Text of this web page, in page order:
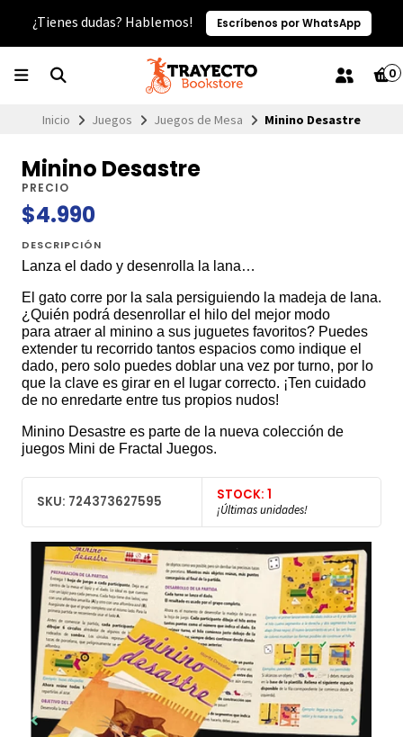
¿Tienes dudas? Hablemos! Escríbenos por WhatsApp
0
Inicio Juegos Juegos de Mesa Minino Desastre
Minino Desastre
PRECIO
$4.990
DESCRIPCIÓN
Lanza el dado y desenrolla la lana…
El gato corre por la sala persiguiendo la madeja de lana.
¿Quién podrá desenrollar el hilo del mejor modo
para atraer al minino a sus juguetes favoritos? Puedes
extender tu recorrido tantos espacios como indique el
dado, pero solo puedes doblar una vez por turno, por lo
que la clave es girar en el lugar correcto. ¡Ten cuidado
de no enredarte entre tus propios nudos!
Minino Desastre es parte de la nueva colección de
juegos Mini de Fractal Juegos.
SKU: 724373627595 STOCK: 1
¡Últimas unidades!